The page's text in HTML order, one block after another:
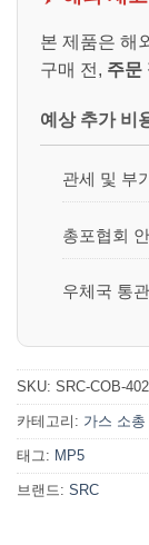
본 제품은 해
구매 전, 주문
예상 추가 비
관세 및 부
총포협회
우체국 통
SKU: SRC-COB-
카테고리: 가스 소
태그: MP5
브랜드: SRC